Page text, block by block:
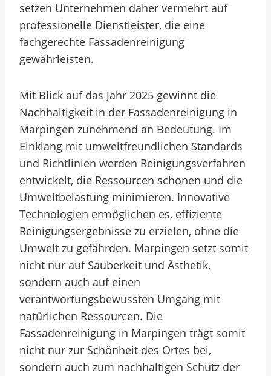
setzen Unternehmen daher vermehrt auf
professionelle Dienstleister, die eine
fachgerechte Fassadenreinigung
gewährleisten.
Mit Blick auf das Jahr 2025 gewinnt die
Nachhaltigkeit in der Fassadenreinigung in
Marpingen zunehmend an Bedeutung. Im
Einklang mit umweltfreundlichen Standards
und Richtlinien werden Reinigungsverfahren
entwickelt, die Ressourcen schonen und die
Umweltbelastung minimieren. Innovative
Technologien ermöglichen es, effiziente
Reinigungsergebnisse zu erzielen, ohne die
Umwelt zu gefährden. Marpingen setzt somit
nicht nur auf Sauberkeit und Ästhetik,
sondern auch auf einen
verantwortungsbewussten Umgang mit
natürlichen Ressourcen. Die
Fassadenreinigung in Marpingen trägt somit
nicht nur zur Schönheit des Ortes bei,
sondern auch zum nachhaltigen Schutz der